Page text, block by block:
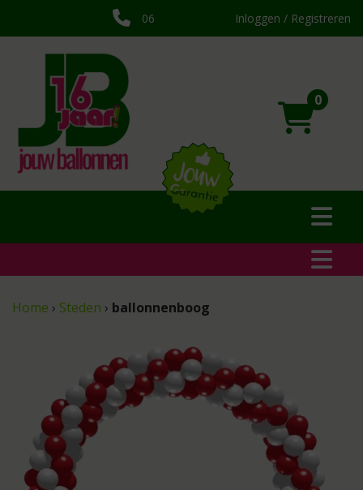
06 Inloggen / Registreren
0
Home › Steden › ballonnenboog